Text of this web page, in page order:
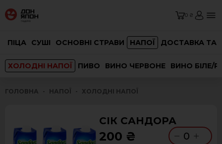
0 ₴
ПІЦА СУШІ ОСНОВНІ СТРАВИ НАПОЇ ДОСТАВКА ТА
ХОЛОДНІ НАПОЇ ПИВО ВИНО ЧЕРВОНЕ ВИНО БІЛЕ/
ГОЛОВНА НАПОЇ ХОЛОДНІ НАПОЇ
СІК САНДОРА
200 ₴ 0